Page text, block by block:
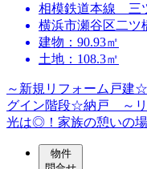
相模鉄道本線 三
横浜市瀬谷区二ツ
建物：90.93㎡
土地：108.3㎡
～新規リフォーム戸
グイン階段☆納戸 ～リ
光は◎！家族の憩いの
物件